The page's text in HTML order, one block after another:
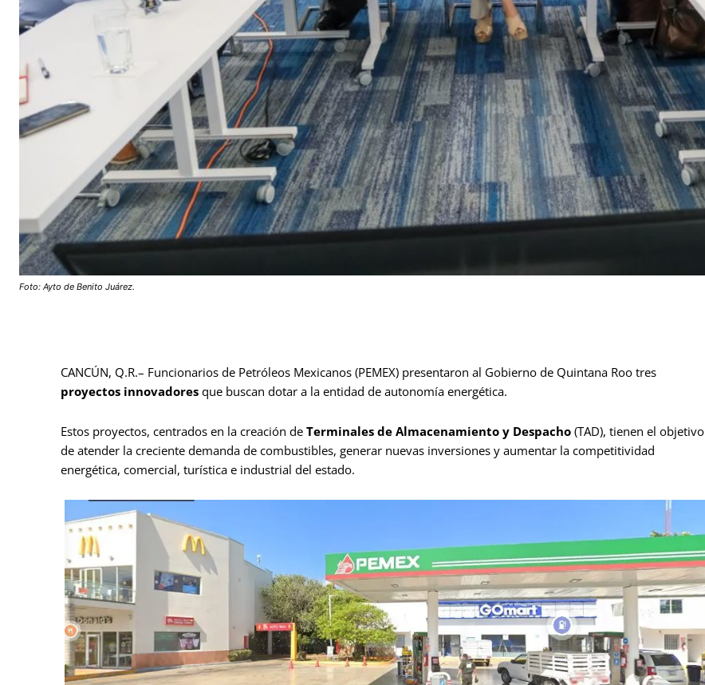
Foto: Ayto de Benito Juárez.
CANCÚN, Q.R.– Funcionarios de Petróleos Mexicanos (PEMEX) presentaron al Gobierno de Quintana Roo tres
proyectos innovadores que buscan dotar a la entidad de autonomía energética.
Estos proyectos, centrados en la creación de Terminales de Almacenamiento y Despacho (TAD), tienen el objetivo
de atender la creciente demanda de combustibles, generar nuevas inversiones y aumentar la competitividad
energética, comercial, turística e industrial del estado.